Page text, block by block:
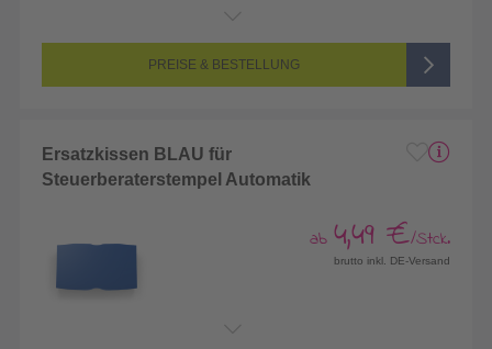
PREISE & BESTELLUNG
Ersatzkissen BLAU für
Steuerberaterstempel Automatik
ab 4,49 €/Stck.
brutto inkl. DE-Versand